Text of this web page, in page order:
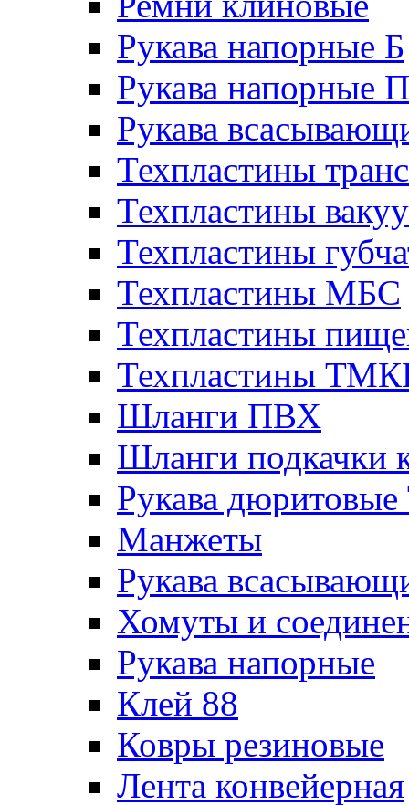
Рукава напорные Б
Рукава напорные П
Рукава
Техпластины
Техпластины
Техпластины
Техпластины МБС
Техпластины
Техпластины
Шланги ПВХ
Шланги подкачки
Рукава
Манжеты
Рукава
Хомуты и
Рукава напорные
Клей 88
Ковры резиновые
Лента конвейерная